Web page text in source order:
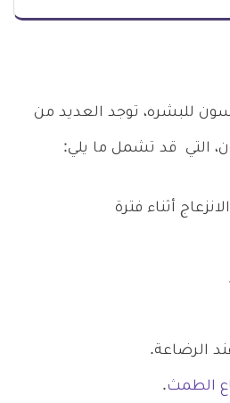
للبشره، توجد العديد من
التي قد تشمل ما يلي:
أثناء فترة
الرضاعة.
الطمث.